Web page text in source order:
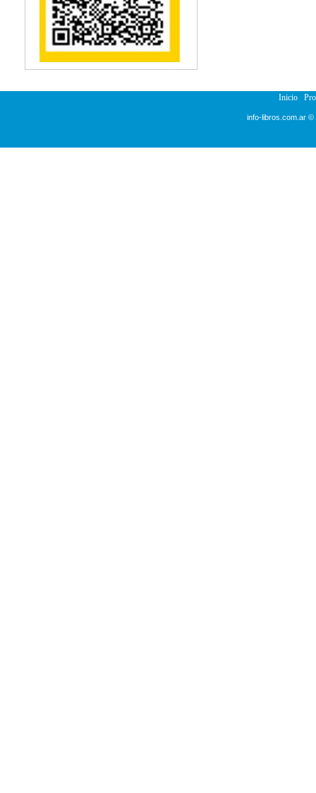
Inicio
info-libros.com.ar